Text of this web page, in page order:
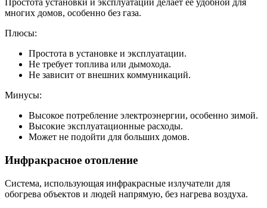
Простота установки и эксплуатации делает её удобной для
многих домов, особенно без газа.
Плюсы:
Простота в установке и эксплуатации.
Не требует топлива или дымохода.
Не зависит от внешних коммуникаций.
Минусы:
Высокое потребление электроэнергии, особенно зимой.
Высокие эксплуатационные расходы.
Может не подойти для больших домов.
Инфракрасное отопление
Система, использующая инфракрасные излучатели для
обогрева объектов и людей напрямую, без нагрева воздуха.